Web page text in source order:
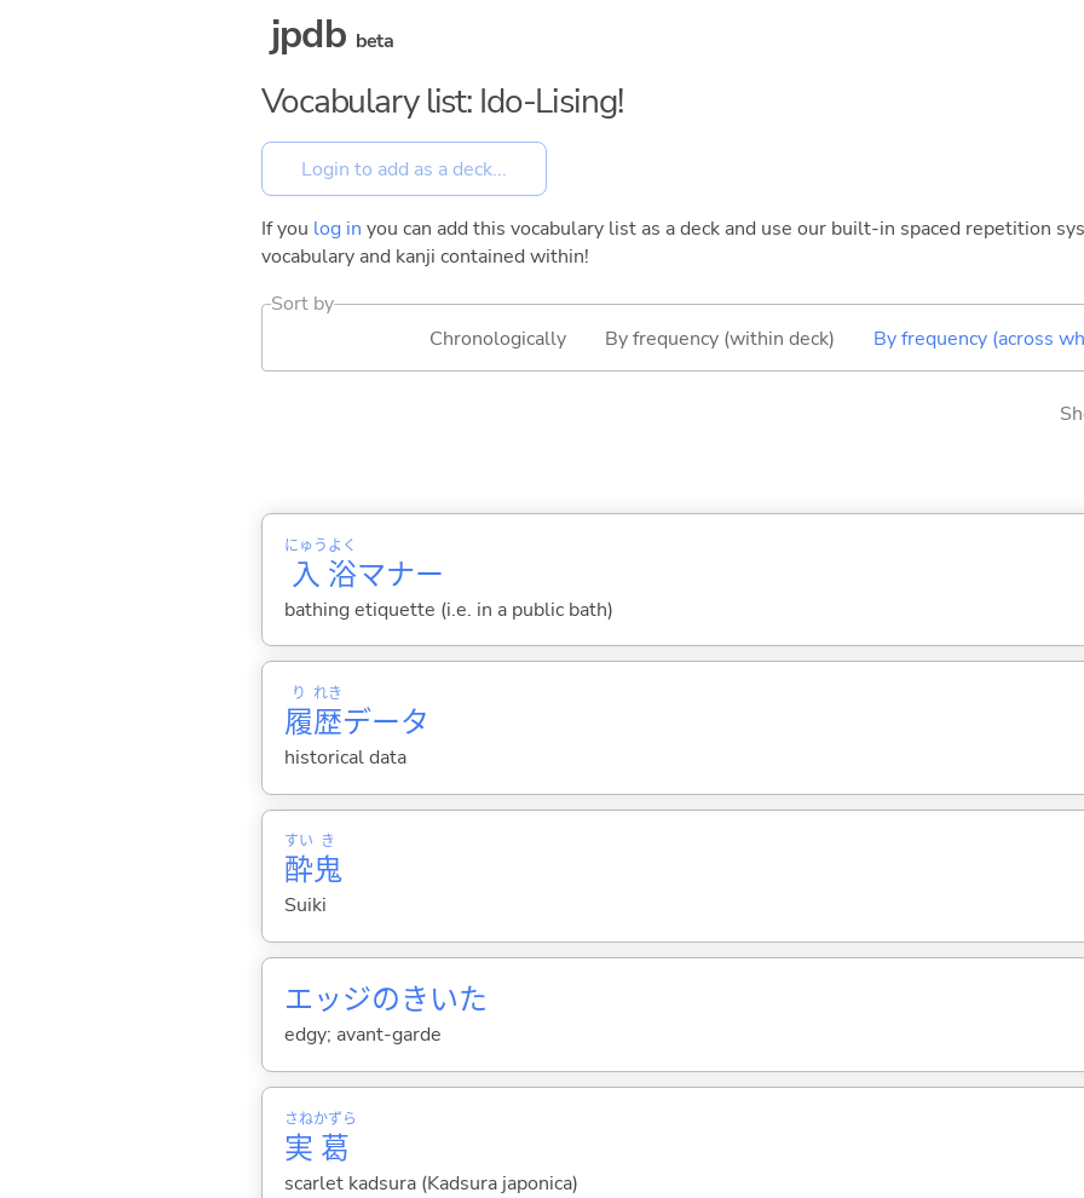
jpdb beta
Vocabulary list: Ido-Lising!
If you log in you can add this vocabulary list as a deck and use our built-in spaced repetition
vocabulary and kanji contained within!
Sort by
Chronologically
By frequency (within deck) By frequency (across
入
にゅう
浴
よく
マナー
bathing etiquette (i.e. in a public bath)
履
り
歴
れき
データ
historical data
酔
すい
鬼
き
Suiki
エッジのきいた
edgy; avant-garde
実
さね
葛
かずら
scarlet kadsura (Kadsura japonica)